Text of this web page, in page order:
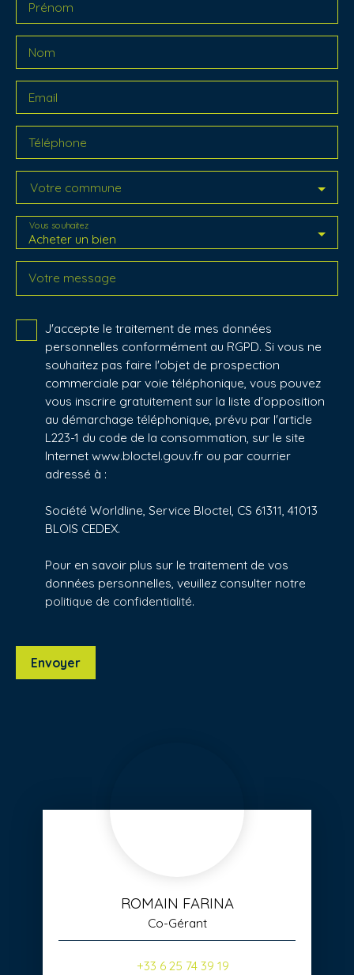
Prénom
Nom
Email
Téléphone
Votre commune
Acheter un bien
Vous souhaitez
Votre message
J'accepte le traitement de mes données
personnelles conformément au RGPD. Si vous ne
souhaitez pas faire l'objet de prospection
commerciale par voie téléphonique, vous pouvez
vous inscrire gratuitement sur la liste d'opposition
au démarchage téléphonique, prévu par l'article
L223-1 du code de la consommation, sur le site
Internet www.bloctel.gouv.fr ou par courrier
adressé à :
Société Worldline, Service Bloctel, CS 61311, 41013
BLOIS CEDEX.
Pour en savoir plus sur le traitement de vos
données personnelles, veuillez consulter notre
politique de confidentialité.
Envoyer
ROMAIN FARINA
Co-Gérant
+33 6 25 74 39 19